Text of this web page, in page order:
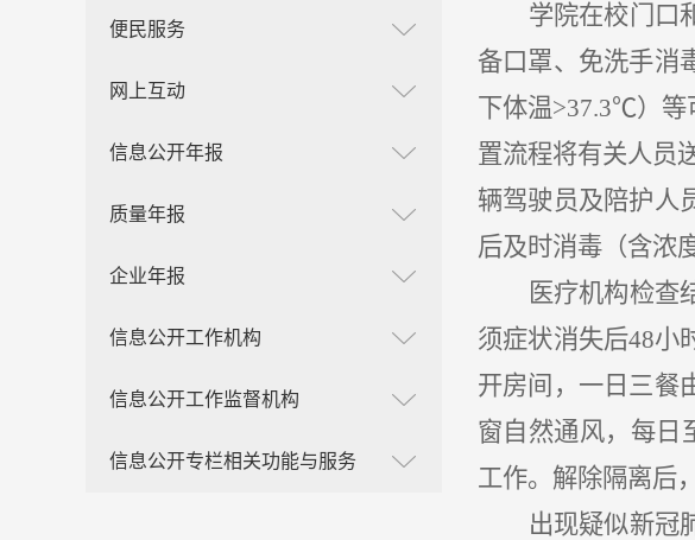
便民服务
网上互动
信息公开年报
质量年报
企业年报
信息公开工作机构
信息公开工作监督机构
信息公开专栏相关功能与服务
学院在校门口
备口罩、免洗手消
下体温>37.3℃）等
置流程将有关人员
辆驾驶员及陪护人
后及时消毒（含浓
医疗机构检查
须症状消失后48小
开房间，一日三餐
窗自然通风，每日
工作。解除隔离后
出现疑似新冠